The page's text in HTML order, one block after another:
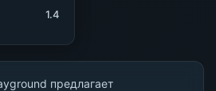
предлагает
1.4